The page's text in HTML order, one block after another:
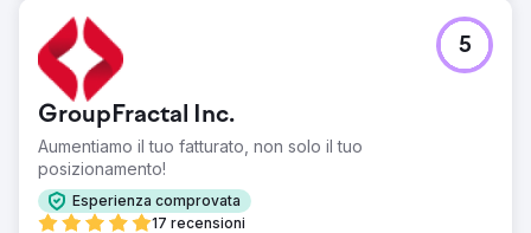
GroupFractal Inc.
Aumentiamo il tuo fatturato, non solo il tuo
posizionamento!
Esperienza comprovata
17 recensioni
5